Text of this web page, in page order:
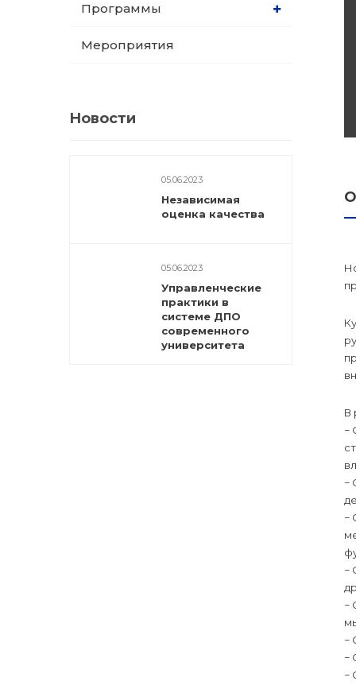
Программы
Проф
Цифровая
Программы
Мероприятия
Новости
05.06.2023
Независимая
оценка качества
05.06.2023
Управленческие
практики в
системе ДПО
современного
университета
В
−
−
−
−
−
−
−
−